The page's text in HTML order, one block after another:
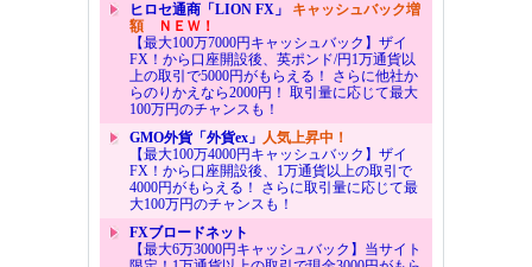
ヒロセ通商「LION FX」 キャッシュバック増
額ＮＥＷ！
【最大100万7000円キャッシュバック】ザイ
FX！から口座開設後、英ポンド/円1万通貨以
上の取引で5000円がもらえる！ さらに他社か
らのりかえなら2000円！ 取引量に応じて最大
100万円のチャンスも！
GMO外貨「外貨ex」 人気上昇中！
【最大100万4000円キャッシュバック】ザイ
FX！から口座開設後、1万通貨以上の取引で
4000円がもらえる！ さらに取引量に応じて最
大100万円のチャンスも！
FXブロードネット
【最大6万3000円キャッシュバック】当サイト